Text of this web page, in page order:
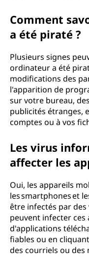
Comment
a été piraté
Plusieurs signes
ordinateur a été
modifications des
l'apparition de
sur votre bureau,
publicités étranges,
comptes ou à vos
Les virus
affecter les
Oui, les appareils
les smartphones et
être infectés par des
peuvent infecter ces
d'applications
fiables ou en
des courriels ou